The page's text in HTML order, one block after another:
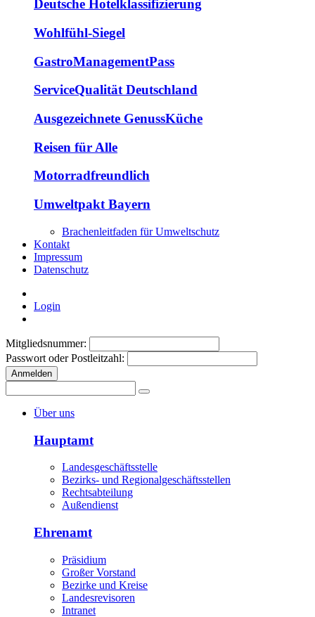
Deutsche Hotelklassifizierung
Wohlfühl-Siegel
GastroManagementPass
ServiceQualität Deutschland
Ausgezeichnete GenussKüche
Reisen für Alle
Motorradfreundlich
Umweltpakt Bayern
Brachenleitfaden für Umweltschutz
Kontakt
Impressum
Datenschutz
Login
Mitgliedsnummer:
Passwort oder Postleitzahl:
Anmelden
Über uns
Hauptamt
Landesgeschäftsstelle
Bezirks- und Regionalgeschäftsstellen
Rechtsabteilung
Außendienst
Ehrenamt
Präsidium
Großer Vorstand
Bezirke und Kreise
Landesrevisoren
Intranet